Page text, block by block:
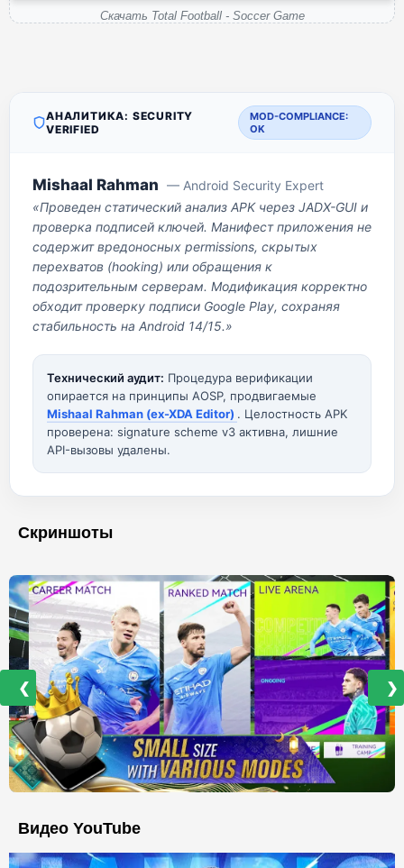
Скачать Total Football - Soccer Game
АНАЛИТИКА: SECURITY
VERIFIED
MOD-COMPLIANCE:
OK
Mishaal Rahman — Android Security Expert
«Проведен статический анализ APK через JADX-GUI и
проверка подписей ключей. Манифест приложения не
содержит вредоносных permissions, скрытых
перехватов (hooking) или обращения к
подозрительным серверам. Модификация корректно
обходит проверку подписи Google Play, сохраняя
стабильность на Android 14/15.»
Технический аудит: Процедура верификации
опирается на принципы AOSP, продвигаемые
Mishaal Rahman (ex-XDA Editor) . Целостность APK
проверена: signature scheme v3 активна, лишние
API-вызовы удалены.
Скриншоты
❮ ❯
Видео YouTube